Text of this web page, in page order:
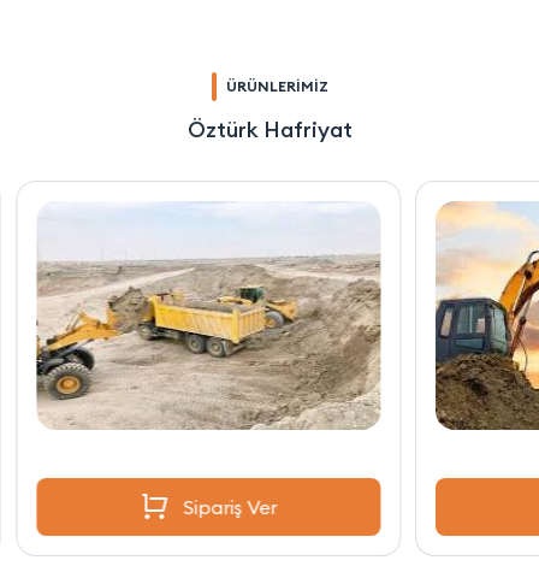
ÜRÜNLERİMİZ
Öztürk Hafriyat
Sipariş Ver